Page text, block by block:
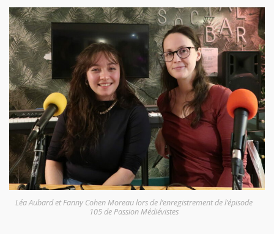
Léa Aubard et Fanny Cohen Moreau lors de l’enregistrement de l’épisode
105 de Passion Médiévistes